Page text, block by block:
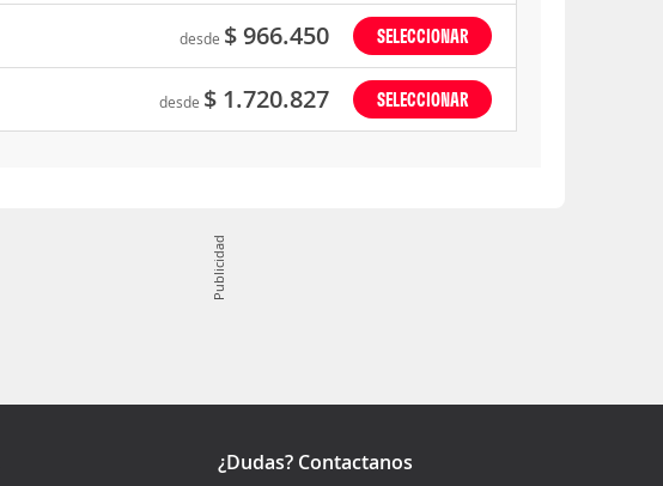
desde $ 966.450 SELECCIONAR
desde $ 1.720.827 SELECCIONAR
Publicidad
¿Dudas? Contactanos